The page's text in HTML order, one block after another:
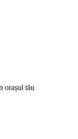
orașul tău